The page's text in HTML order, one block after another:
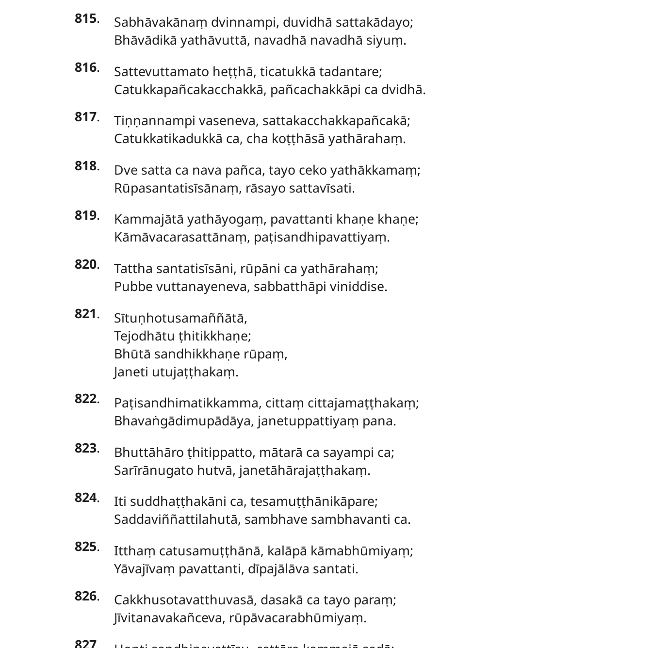
815. Sabhāvakānaṃ dvinnampi, duvidhā sattakādayo;
Bhāvādikā yathāvuttā, navadhā navadhā siyuṃ.
816.
Sattevuttamato heṭṭhā, ticatukkā tadantare;
Catukkapañcakacchakkā, pañcachakkāpi ca dvidhā.
817.
Tiṇṇannampi vaseneva, sattakacchakkapañcakā;
Catukkatikadukkā ca, cha koṭṭhāsā yathārahaṃ.
818.
Dve satta ca nava pañca, tayo ceko yathākkamaṃ;
Rūpasantatisīsānaṃ, rāsayo sattavīsati.
819.
Kammajātā yathāyogaṃ, pavattanti khaṇe khaṇe;
Kāmāvacarasattānaṃ, paṭisandhipavattiyaṃ.
820.
Tattha santatisīsāni, rūpāni ca yathārahaṃ;
Pubbe vuttanayeneva, sabbatthāpi viniddise.
821.
Sītuṇhotusamaññātā,
Tejodhātu ṭhitikkhaṇe;
Bhūtā sandhikkhaṇe rūpaṃ,
Janeti utujaṭṭhakaṃ.
822.
Paṭisandhimatikkamma, cittaṃ cittajamaṭṭhakaṃ;
Bhavaṅgādimupādāya, janetuppattiyaṃ pana.
823. Bhuttāhāro ṭhitippatto, mātarā ca sayampi ca;
Sarīrānugato hutvā, janetāhārajaṭṭhakaṃ.
824.
Iti suddhaṭṭhakāni ca, tesamuṭṭhānikāpare;
Saddaviññattilahutā, sambhave sambhavanti ca.
825.
Itthaṃ catusamuṭṭhānā, kalāpā kāmabhūmiyaṃ;
Yāvajīvaṃ pavattanti, dīpajālāva santati.
826.
Cakkhusotavatthuvasā, dasakā ca tayo paraṃ;
Jīvitanavakañceva, rūpāvacarabhūmiyaṃ.